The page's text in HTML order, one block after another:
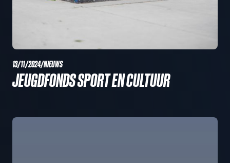
13/11/2024/NIEUWS
JEUGDFONDS SPORT EN CULTUUR